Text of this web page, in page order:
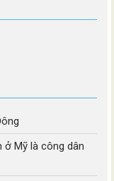
ở Mỹ là công dân